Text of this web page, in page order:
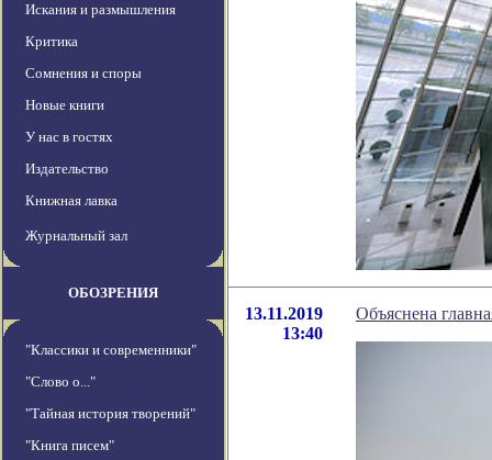
Искания и размышления
Критика
Сомнения и споры
Новые книги
У нас в гостях
Издательство
Книжная лавка
Журнальный зал
ОБОЗРЕНИЯ
"Классики и современники"
"Слово о..."
"Тайная история творений"
"Книга писем"
13.11.2019
13:40
Объяснена